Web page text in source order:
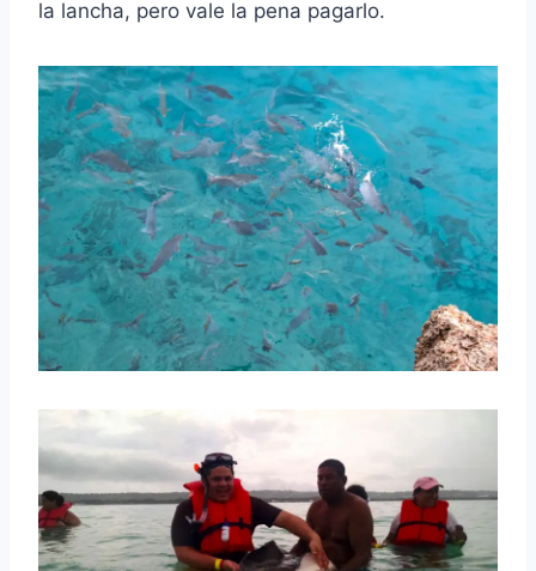
la lancha, pero vale la pena pagarlo.